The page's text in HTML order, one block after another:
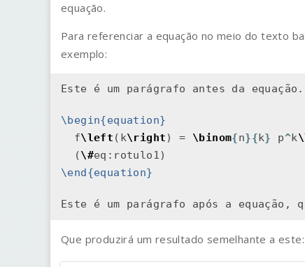
equação.
Para referenciar a equação no meio do texto
exemplo:
\begin{equation}
  f
\left (k\right) = \binom{n}{k} p^k
  (
\#
\end{equation}
Este é um parágrafo após a equação,
Que produzirá um resultado semelhante a este: